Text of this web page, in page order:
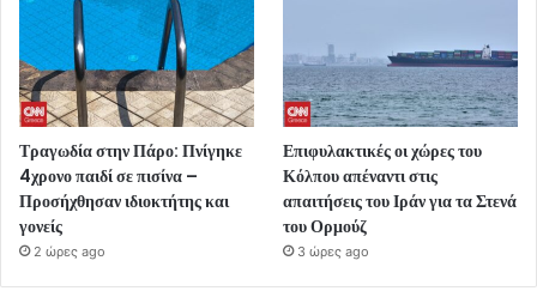
Τραγωδία στην Πάρο: Πνίγηκε
4χρονο παιδί σε πισίνα –
Προσήχθησαν ιδιοκτήτης και
γονείς
2 ώρες ago
Επιφυλακτικές οι χώρες του
Κόλπου απέναντι στις
απαιτήσεις του Ιράν για τα Στενά
του Ορμούζ
3 ώρες ago